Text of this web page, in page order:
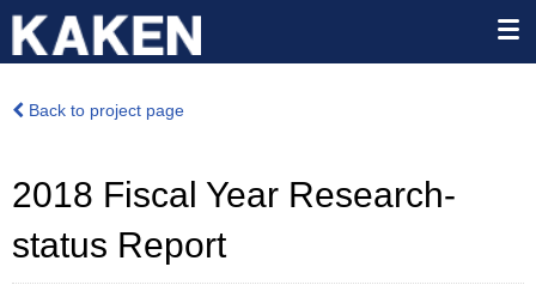
Back to project page
2018 Fiscal Year Research-
status Report